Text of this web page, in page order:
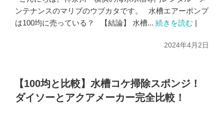
ンテナンスのマリブのウブカタです。 水槽エアーポンプ
は100均に売っている？ 【結論】 水槽... 続きを読む |
2024年4月2日
【100均と比較】水槽コケ掃除スポンジ！
ダイソーとアクアメーカー完全比較！